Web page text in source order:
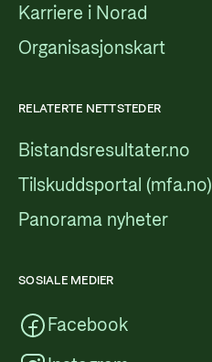
Karriere i Norad
Organisasjonskart
RELATERTE NETTSTEDER
Bistandsresultater.no
Tilskuddsportal (mfa.no)
Panorama nyheter
SOSIALE MEDIER
Facebook